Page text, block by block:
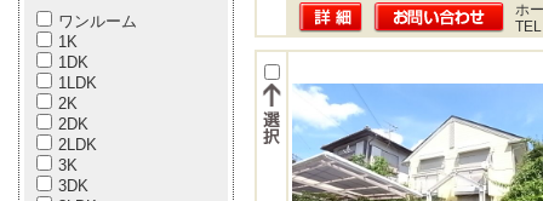
ワンルーム
1K
1DK
1LDK
2K
2DK
2LDK
3K
3DK
ホ